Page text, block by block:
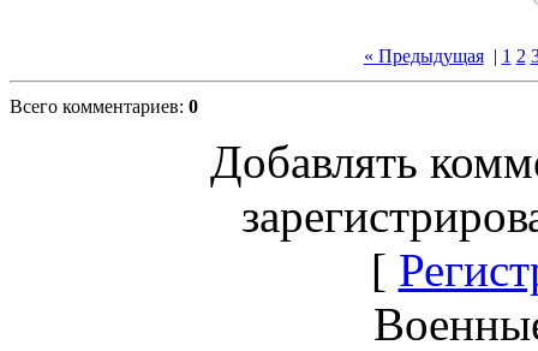
« Предыдущая| 1 2
Всего комментариев: 0
Добавлять
[